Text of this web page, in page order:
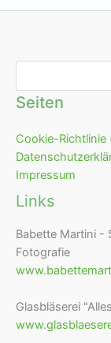
Seiten
Cookie-Richtlinie
Impressum
Links
Babette Martini -
Fotografie
Glasbläserei